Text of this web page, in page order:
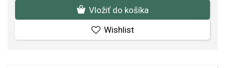
Vložiť do košíka
Wishlist